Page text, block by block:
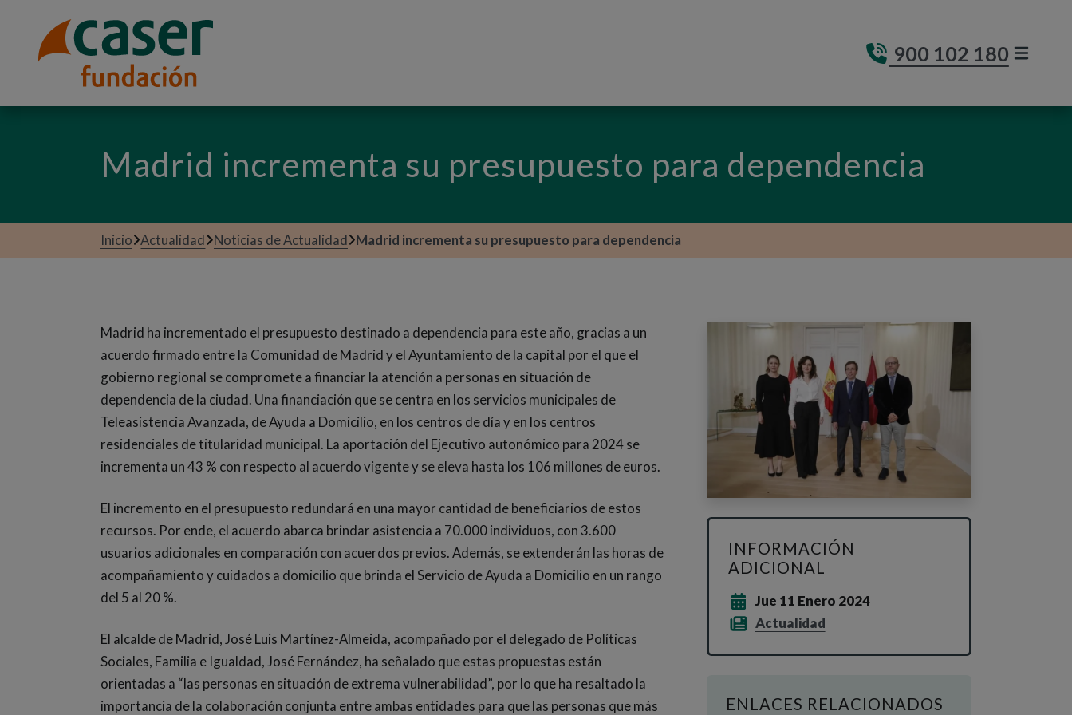
900 102 180
Madrid incrementa su presupuesto para dependencia
Inicio Actualidad Noticias de Actualidad Madrid incrementa su presupuesto para dependencia
Madrid ha incrementado el presupuesto destinado a dependencia para este año, gracias a un
acuerdo firmado entre la Comunidad de Madrid y el Ayuntamiento de la capital por el que el
gobierno regional se compromete a financiar la atención a personas en situación de
dependencia de la ciudad. Una financiación que se centra en los servicios municipales de
Teleasistencia Avanzada, de Ayuda a Domicilio, en los centros de día y en los centros
residenciales de titularidad municipal. La aportación del Ejecutivo autonómico para 2024 se
incrementa un 43 % con respecto al acuerdo vigente y se eleva hasta los 106 millones de euros.
El incremento en el presupuesto redundará en una mayor cantidad de beneficiarios de estos
recursos. Por ende, el acuerdo abarca brindar asistencia a 70.000 individuos, con 3.600
usuarios adicionales en comparación con acuerdos previos. Además, se extenderán las horas de
acompañamiento y cuidados a domicilio que brinda el Servicio de Ayuda a Domicilio en un rango
del 5 al 20 %.
El alcalde de Madrid, José Luis Martínez-Almeida, acompañado por el delegado de Políticas
Sociales, Familia e Igualdad, José Fernández, ha señalado que estas propuestas están
orientadas a “las personas en situación de extrema vulnerabilidad”, por lo que ha resaltado la
importancia de la colaboración conjunta entre ambas entidades para que las personas que más
INFORMACIÓN
ADICIONAL
Jue 11 Enero 2024
Actualidad
ENLACES RELACIONADOS